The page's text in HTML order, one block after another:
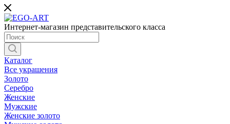
Интернет-магазин представительского класса
Каталог
Все украшения
Золото
Серебро
Женские
Мужские
Женские золото